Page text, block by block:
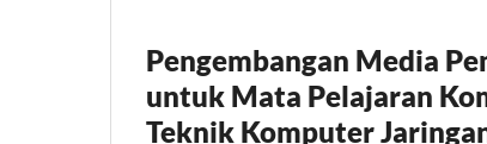
Pengembangan Media
untuk Mata Pelajaran
Teknik Komputer